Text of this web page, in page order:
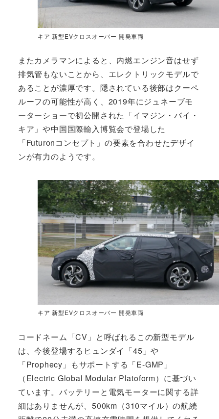
キア 新型EVクロスオーバー 開発車両
またカメラマンによると、内燃エンジン音はせず
排気管もないことから、エレクトリックモデルで
あることが濃厚です。隠されている後部はクーペ
ルーフの可能性が高く、2019年にジュネーブモ
ーターショーで初公開された「イマジン・バイ・
キア」や中国国際輸入博覧会で登場した
「Futuronコンセプト」の要素を合わせたデザイ
ンが有力のようです。
キア 新型EVクロスオーバー 開発車両
コードネーム「CV」と呼ばれるこの新型モデル
は、今後登場するヒュンダイ「45」や
「Prophecy」もサポートする「E-GMP」
（Electric Global Modular Platoform）に基づい
ています。バッテリーと電気モーターに関する詳
細はありませんが、500km（310マイル）の航続